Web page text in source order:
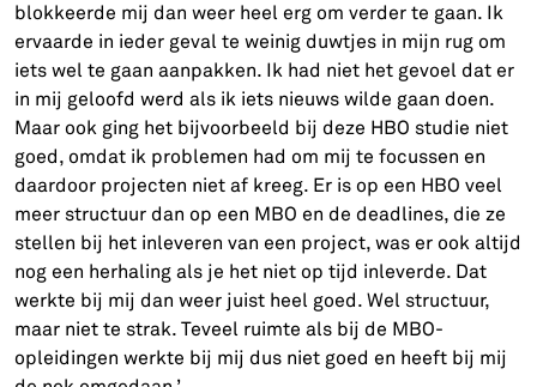
blokkeerde mij dan weer heel erg om verder te gaan. Ik
ervaarde in ieder geval te weinig duwtjes in mijn rug om
iets wel te gaan aanpakken. Ik had niet het gevoel dat er
in mij geloofd werd als ik iets nieuws wilde gaan doen.
Maar ook ging het bijvoorbeeld bij deze HBO studie niet
goed, omdat ik problemen had om mij te focussen en
daardoor projecten niet af kreeg. Er is op een HBO veel
meer structuur dan op een MBO en de deadlines, die ze
stellen bij het inleveren van een project, was er ook altijd
nog een herhaling als je het niet op tijd inleverde. Dat
werkte bij mij dan weer juist heel goed. Wel structuur,
maar niet te strak. Teveel ruimte als bij de MBO-
opleidingen werkte bij mij dus niet goed en heeft bij mij